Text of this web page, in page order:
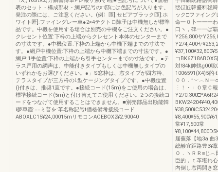
表のセット・構成部材・網戸記号の□部には色記号が入ります。
発注の際には、ご注意ください。(例〉匝]:セピアブラック匝]:ホ
ワイト匠]:ファイングレー車●2×4テクトロ陣子は中機無しが標準
品です。中機を使用する場合は別売の中機をご注文ください。●
クレセント位置:下枠の上端からクレセント本体のセンターまで
の寸法です。●中機位置:下枠の上端から中機下端までの寸法で
す。●網戸中機位置:下枠の上端から中機下端までの寸法です。●
網戸:1手位置:下枠の上端から引手センターまでの寸法です。●テ
ラス戸用の網声は、中能付きタイプもしくは中機無しタイプの
いずれかをお選びください。●」S窓枠は、窓タイプが四方枠、
テラスタイプが三方枠のL型ケージングタイプです。●中機位置
()付きは、推奨1直です。●接続コード(15m)をご使用の場合は、
標準接続コード(5m)と付け替えてご使用ください。2つの接続コ
ードをつなげて使用することはできません。■別売部品出勘能韓
i夢車霞:==ミ普を:革名称記号t価格備考接続コード
ABOXLC15¥24,00015mリモコンACEBOX2¥2.90040
熙ほ匠韓盛料毬
ック□ファイング
命一０卜一一一
口ヽ，碑一一ば
Y256,800ヤ
Y274,400ヤ
コ
対!84k帥鶴g00聡
1006591(X4)5的
００．”︶︵Ｎ
⋮！・︲０章Ｃ
常¥17,500常
届蕪落【地3al曲
総鹸宜距路豊3¥
Ｏ．ヽＲＲ≡じ︵
臣的，ｔ革堪れ
内倒し窓両開き